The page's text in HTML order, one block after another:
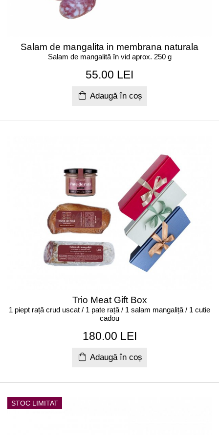
Salam de mangalita in membrana naturala
Salam de mangalită în vid aprox. 250 g
55.00 LEI
Adaugă în coș
Trio Meat Gift Box
1 piept rață crud uscat / 1 pate rață / 1 salam mangaliță / 1 cutie
cadou
180.00 LEI
Adaugă în coș
STOC LIMITAT